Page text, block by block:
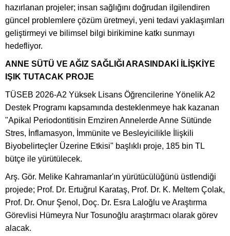
hazırlanan projeler; insan sağlığını doğrudan ilgilendiren
güncel problemlere çözüm üretmeyi, yeni tedavi yaklaşımları
geliştirmeyi ve bilimsel bilgi birikimine katkı sunmayı
hedefliyor.
ANNE SÜTÜ VE AĞIZ SAĞLIĞI ARASINDAKİ İLİŞKİYE
IŞIK TUTACAK PROJE
TÜSEB 2026-A2 Yüksek Lisans Öğrencilerine Yönelik A2
Destek Programı kapsamında desteklenmeye hak kazanan
"Apikal Periodontitisin Emziren Annelerde Anne Sütünde
Stres, İnflamasyon, İmmünite ve Besleyicilikle İlişkili
Biyobelirteçler Üzerine Etkisi" başlıklı proje, 185 bin TL
bütçe ile yürütülecek.
Arş. Gör. Melike Kahramanlar'ın yürütücülüğünü üstlendiği
projede; Prof. Dr. Ertuğrul Karataş, Prof. Dr. K. Meltem Çolak,
Prof. Dr. Onur Şenol, Doç. Dr. Esra Laloğlu ve Araştırma
Görevlisi Hümeyra Nur Tosunoğlu araştırmacı olarak görev
alacak.